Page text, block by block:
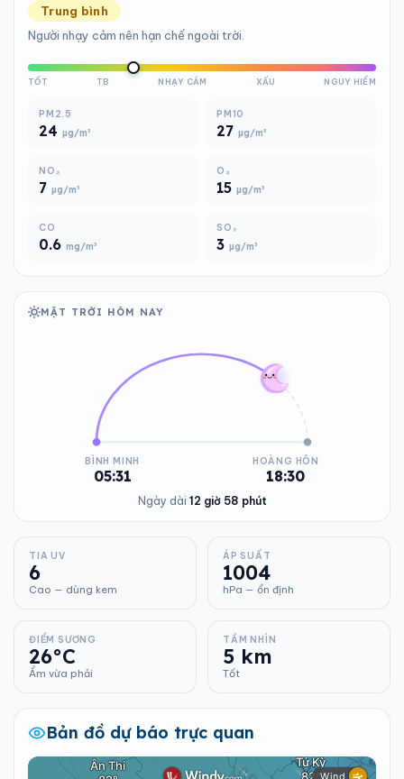
Trung bình
Người nhạy cảm nên hạn chế ngoài trời.
TỐT TB NHẠY CẢM XẤU NGUY HIỂM
PM2.5
24 µg/m³
PM10
27 µg/m³
NO₂
7 µg/m³
O₃
15 µg/m³
CO
0.6 mg/m³
SO₂
3 µg/m³
MẶT TRỜI HÔM NAY
BÌNH MINH
05:31
HOÀNG HÔN
18:30
Ngày dài 12 giờ 58 phút
TIA UV
6
Cao — dùng kem
ÁP SUẤT
1004
hPa — ổn định
ĐIỂM SƯƠNG
26°C
Ẩm vừa phải
TẦM NHÌN
5 km
Tốt
Bản đồ dự báo trực quan